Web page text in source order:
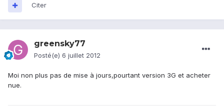
Citer
greensky77
Posté(e) 6 juillet 2012
Moi non plus pas de mise à jours,pourtant version 3G et acheter
nue.